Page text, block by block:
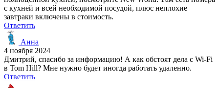
с кухней и всей необходимой посудой, плюс неплохие
завтраки включены в стоимость.
Ответить
Анна
4 ноября 2024
Дмитрий, спасибо за информацию! А как обстоят дела с Wi-Fi
в Tom Hill? Мне нужно будет иногда работать удаленно.
Ответить